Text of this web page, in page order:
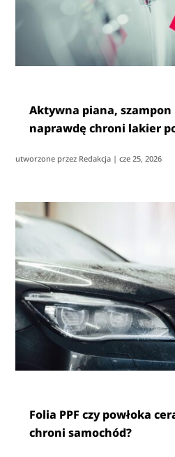
Aktywna piana,
naprawdę chroni lakier
utworzone przez Redakcja |cze 25, 2026
Folia PPF czy powłoka
chroni samochód?